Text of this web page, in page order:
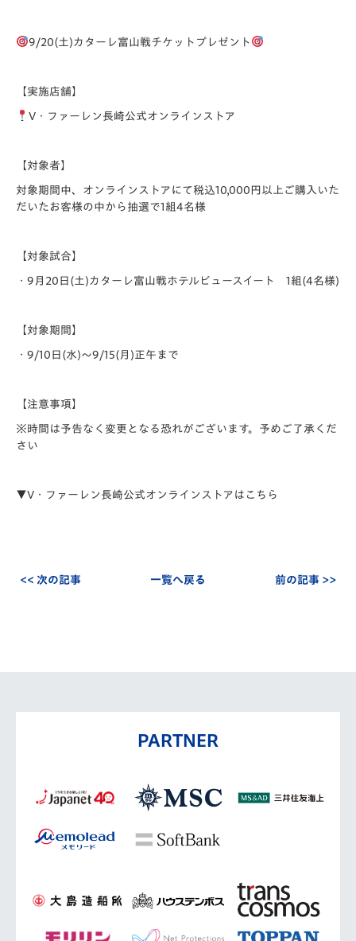
9/20(土)カターレ富山戦チケットプレゼント
【実施店舗】
V・ファーレン長崎公式オンラインストア
【対象者】
対象期間中、オンラインストアにて税込10,000円以上ご購入いた
だいたお客様の中から抽選で1組4名様
【対象試合】
・9月20日(土)カターレ富山戦ホテルビュースイート 1組(4名様)
【対象期間】
・9/10日(水)～9/15(月)正午まで
【注意事項】
※時間は予告なく変更となる恐れがございます。予めご了承くだ
さい
▼V・ファーレン長崎公式オンラインストアはこちら
<< 次の記事 一覧へ戻る 前の記事 >>
PARTNER